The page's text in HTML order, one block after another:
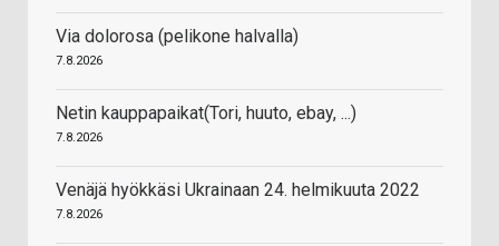
Via dolorosa (pelikone halvalla)
7.8.2026
Netin kauppapaikat(Tori, huuto, ebay, ...)
7.8.2026
Venäjä hyökkäsi Ukrainaan 24. helmikuuta 2022
7.8.2026